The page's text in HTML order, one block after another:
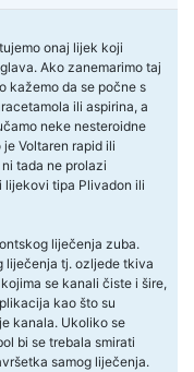
onaj lijek koji
Ako zanemarimo taj
kažemo da se počne s
ili aspirina, a
neke nesteroidne
Voltaren rapid ili
tada ne prolazi
lijekovi tipa Plivadon ili
liječenja zuba.
liječenja tj. ozljede tkiva
se kanali čiste i šire,
kao što su
kanala. Ukoliko se
bi se trebala smirati
samog liječenja.